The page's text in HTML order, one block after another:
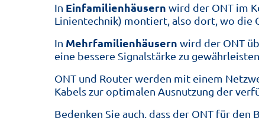
In Einfamilienhäusern wird der ONT im
Linientechnik) montiert, also dort, wo die
In Mehrfamilienhäusern wird der ONT
eine bessere Signalstärke zu gewährleisten.
ONT und Router werden mit einem
Kabels zur optimalen Ausnutzung der
Bedenken Sie auch, dass der ONT für